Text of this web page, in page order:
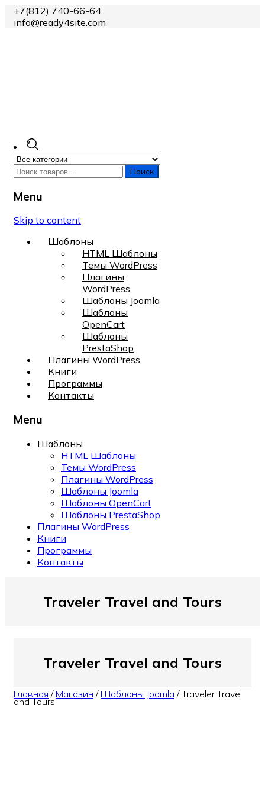
+7(812) 740-66-64
info@ready4site.com
Поиск
Menu
Skip to content
Шаблоны
HTML Шаблоны
Темы WordPress
Плагины
WordPress
Шаблоны Joomla
Шаблоны
OpenCart
Шаблоны
PrestaShop
Плагины WordPress
Книги
Программы
Контакты
Menu
Шаблоны
HTML Шаблоны
Темы WordPress
Плагины WordPress
Шаблоны Joomla
Шаблоны OpenCart
Шаблоны PrestaShop
Плагины WordPress
Книги
Программы
Контакты
Traveler Travel and Tours
Traveler Travel and Tours
Главная / Магазин / Шаблоны Joomla /Traveler Travel
and Tours